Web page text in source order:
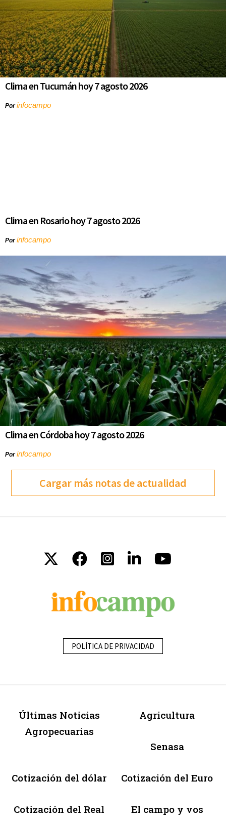
Clima en Tucumán hoy 7 agosto 2026
Porinfocampo
Clima en Rosario hoy 7 agosto 2026
Porinfocampo
Clima en Córdoba hoy 7 agosto 2026
Porinfocampo
Cargar más notas de actualidad
POLÍTICA DE PRIVACIDAD
Últimas Noticias
Agropecuarias
Agricultura
Senasa
Cotización del dólar Cotización del Euro
Cotización del Real El campo y vos